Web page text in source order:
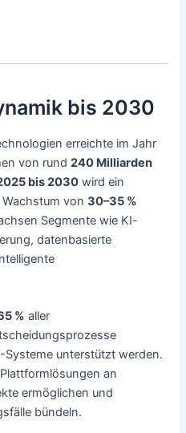
bis 2030
erreichte im Jahr
von rund240 Milliarden
bis 2030 wird ein
Wachstum von30–35 %
Segmente wie KI-
datenbasierte
% aller
unterstützt werden.
an
ermöglichen und
bündeln.